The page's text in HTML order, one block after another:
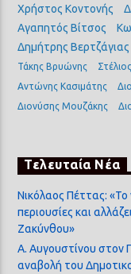
Χρήστος Κοντονής
Αγαπητός Βίτσος
Δημήτρης Βερτζάγιας
Τάκης Βρυώνης
Αντώνης Κασιμάτης
Διονύσης Μουζάκης
Τελευταία Νέα
Νικόλαος Πέττας: «Το
περιουσίες και
Ζακύνθου»
Α. Αυγουστίνου στον
αναβολή του